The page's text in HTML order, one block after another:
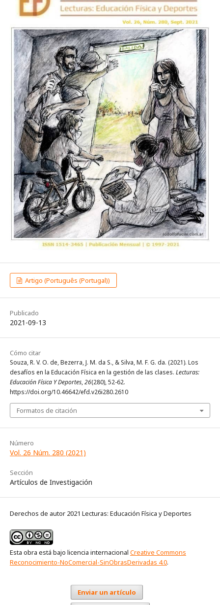
Artigo (Português (Portugal))
Publicado
2021-09-13
Cómo citar
Souza, R. V. O. de, Bezerra, J. M. da S., & Silva, M. F. G. da. (2021). Los
desafíos en la Educación Física en la gestión de las clases. Lecturas:
Educación Física Y Deportes,26(280), 52-62.
https://doi.org/10.46642/efd.v26i280.2610
Formatos de citación
Número
Vol. 26 Núm. 280 (2021)
Sección
Artículos de Investigación
Derechos de autor 2021 Lecturas: Educación Física y Deportes
Esta obra está bajo licencia internacional Creative Commons
Reconocimiento-NoComercial-SinObrasDerivadas 4.0.
Enviar un artículo